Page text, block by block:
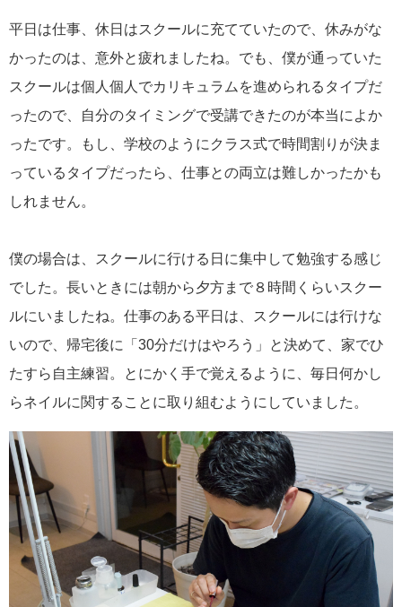
平日は仕事、休日はスクールに充てていたので、休みがな
かったのは、意外と疲れましたね。でも、僕が通っていた
スクールは個人個人でカリキュラムを進められるタイプだ
ったので、自分のタイミングで受講できたのが本当によか
ったです。もし、学校のようにクラス式で時間割りが決ま
っているタイプだったら、仕事との両立は難しかったかも
しれません。
僕の場合は、スクールに行ける日に集中して勉強する感じ
でした。長いときには朝から夕方まで８時間くらいスクー
ルにいましたね。仕事のある平日は、スクールには行けな
いので、帰宅後に「30分だけはやろう」と決めて、家でひ
たすら自主練習。とにかく手で覚えるように、毎日何かし
らネイルに関することに取り組むようにしていました。